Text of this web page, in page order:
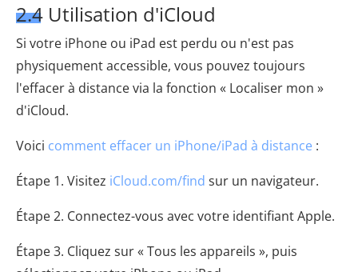
2.4 Utilisation d'iCloud
Si votre iPhone ou iPad est perdu ou n'est pas
physiquement accessible, vous pouvez toujours
l'effacer à distance via la fonction « Localiser mon »
d'iCloud.
Voici comment effacer un iPhone/iPad à distance :
Étape 1. Visitez iCloud.com/find sur un navigateur.
Étape 2. Connectez-vous avec votre identifiant Apple.
Étape 3. Cliquez sur « Tous les appareils », puis